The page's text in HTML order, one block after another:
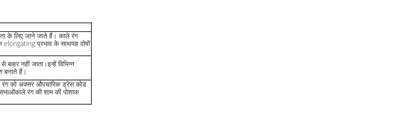
के लिए जाने जाते हैं। काले रंग
प्रभाव के साथयह दोषों
नहीं जाता।इन्हें विभिन्न
बनाते हैं।
रंग को अक्सर औपचारिक ड्रेस कोड
रंग की शाम की पोशाक